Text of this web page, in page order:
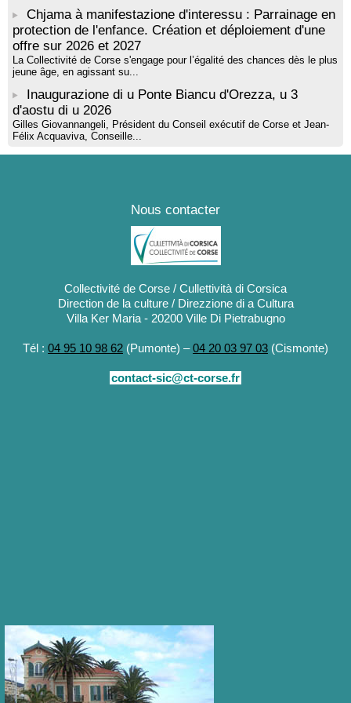
Chjama à manifestazione d'interessu : Parrainage en
protection de l'enfance. Création et déploiement d'une
offre sur 2026 et 2027
La Collectivité de Corse s'engage pour l’égalité des chances dès le plus
jeune âge, en agissant su...
Inaugurazione di u Ponte Biancu d'Orezza, u 3
d'aostu di u 2026
Gilles Giovannangeli, Président du Conseil exécutif de Corse et Jean-
Félix Acquaviva, Conseille...
Nous contacter
Collectivité de Corse / Cullettività di Corsica
Direction de la culture / Direzzione di a Cultura
Villa Ker Maria - 20200 Ville Di Pietrabugno
Tél : 04 95 10 98 62 (Pumonte) –04 20 03 97 03 (Cismonte)
contact-sic@ct-corse.fr